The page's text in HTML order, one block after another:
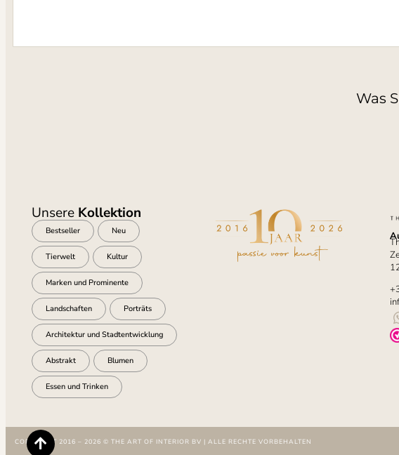
Was
Unsere Kollektion
Bestseller Neu
Tierwelt Kultur
Marken und Prominente
Landschaften Porträts
Architektur und Stadtentwicklung
Abstrakt Blumen
Essen und Trinken
COPYRIGHT 2016 – 2026 © THE ART OF INTERIOR BV | ALLE RECHTE VORBEHALTEN